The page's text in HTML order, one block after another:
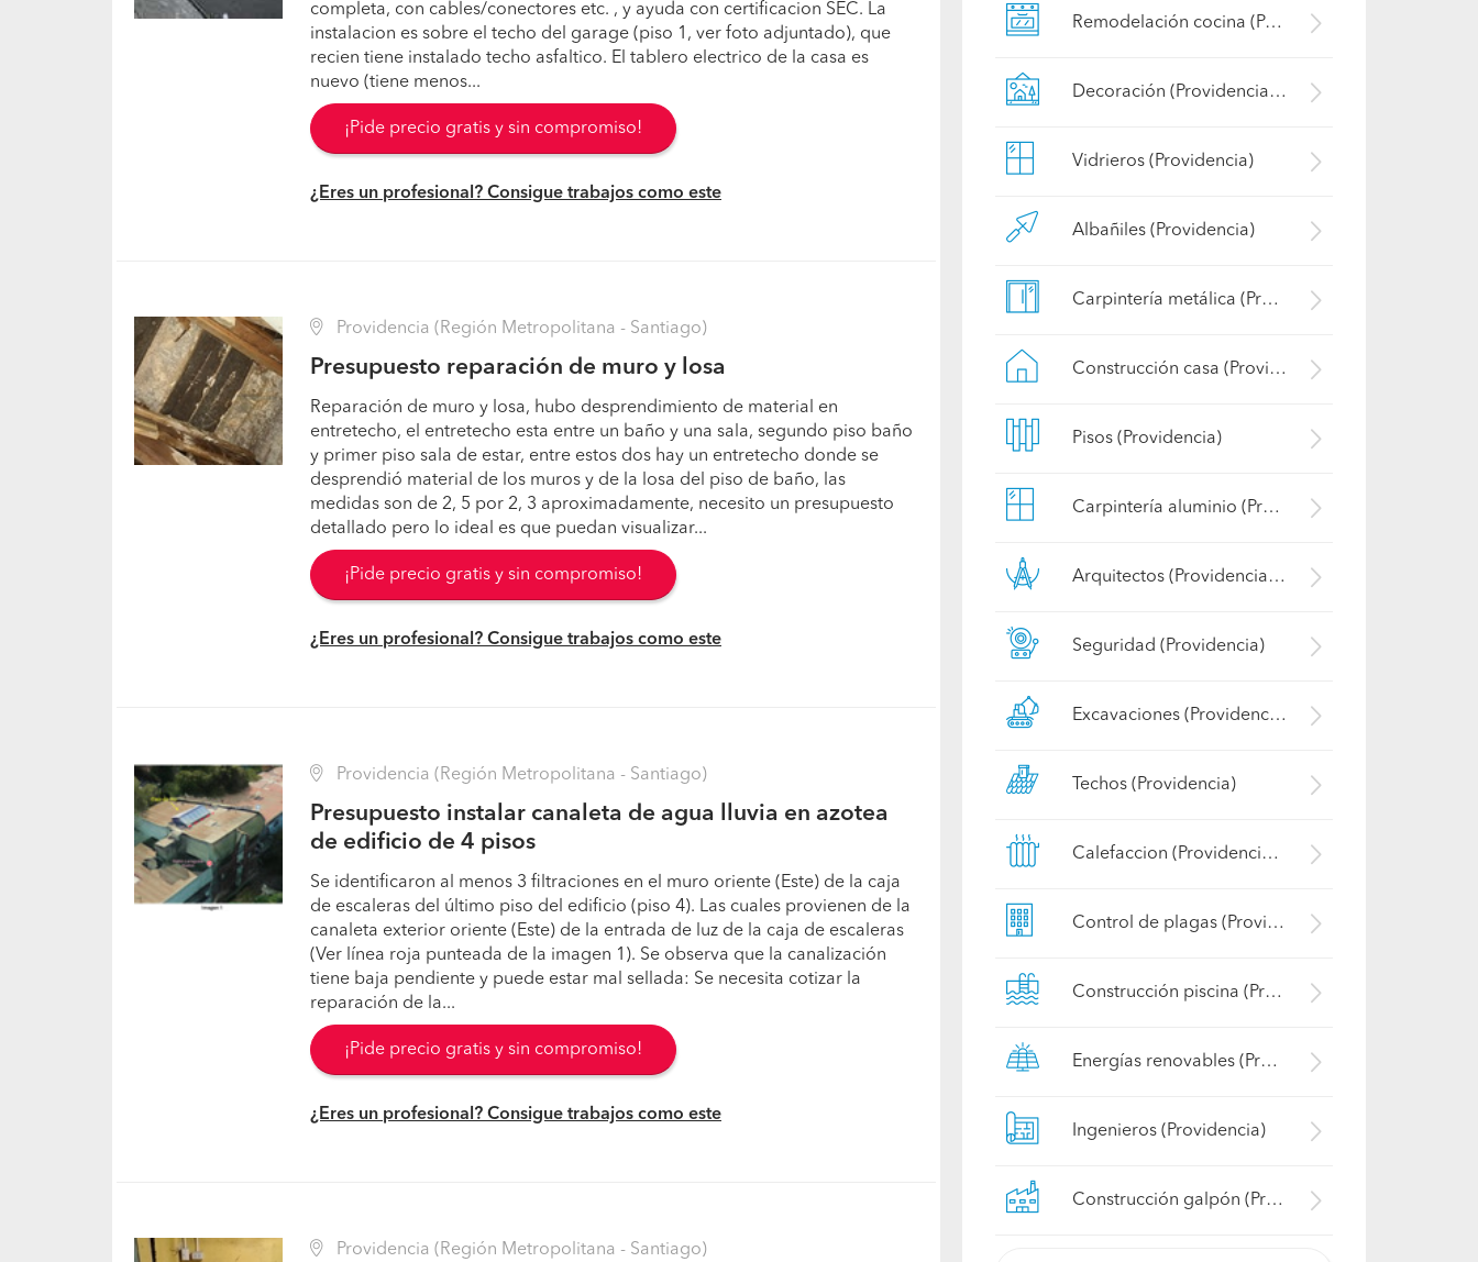
completa, con cables/conectores etc. , y ayuda con certificacion SEC. La
instalacion es sobre el techo del garage (piso 1, ver foto adjuntado), que
recien tiene instalado techo asfaltico. El tablero electrico de la casa es
nuevo (tiene menos...
¡Pide precio gratis y sin compromiso!
¿Eres un profesional? Consigue trabajos como este
Providencia (Región Metropolitana - Santiago)
Presupuesto reparación de muro y losa
Reparación de muro y losa, hubo desprendimiento de material en
entretecho, el entretecho esta entre un baño y una sala, segundo piso baño
y primer piso sala de estar, entre estos dos hay un entretecho donde se
desprendió material de los muros y de la losa del piso de baño, las
medidas son de 2, 5 por 2, 3 aproximadamente, necesito un presupuesto
detallado pero lo ideal es que puedan visualizar...
¡Pide precio gratis y sin compromiso!
¿Eres un profesional? Consigue trabajos como este
Providencia (Región Metropolitana - Santiago)
Presupuesto instalar canaleta de agua lluvia en azotea
de edificio de 4 pisos
Se identificaron al menos 3 filtraciones en el muro oriente (Este) de la caja
de escaleras del último piso del edificio (piso 4). Las cuales provienen de la
canaleta exterior oriente (Este) de la entrada de luz de la caja de escaleras
(Ver línea roja punteada de la imagen 1). Se observa que la canalización
tiene baja pendiente y puede estar mal sellada: Se necesita cotizar la
reparación de la...
¡Pide precio gratis y sin compromiso!
¿Eres un profesional? Consigue trabajos como este
Providencia (Región Metropolitana - Santiago)
Remodelación cocina (Providencia)
Decoración (Providencia)
Vidrieros (Providencia)
Albañiles (Providencia)
Carpintería metálica (Providencia)
Construcción casa (Providencia)
Pisos (Providencia)
Carpintería aluminio (Providencia)
Arquitectos (Providencia)
Seguridad (Providencia)
Excavaciones (Providencia)
Techos (Providencia)
Calefaccion (Providencia)
Control de plagas (Providencia)
Construcción piscina (Providencia)
Energías renovables (Providencia)
Ingenieros (Providencia)
Construcción galpón (Providencia)